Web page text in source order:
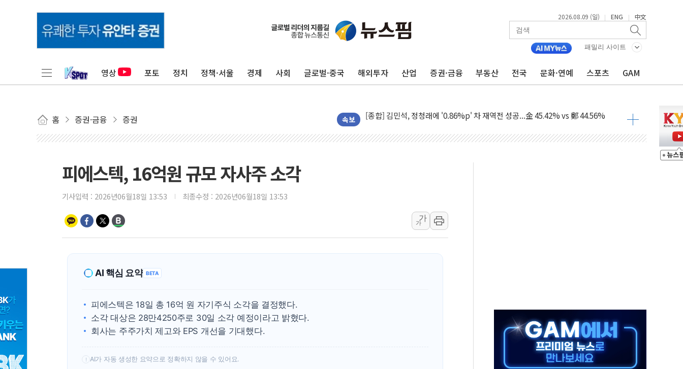
2026.08.09 (일) | ENG | 中文
패밀리 사이트
영상 포토 정치 정책·서울 경제 사회 글로벌·중국 해외투자 산업 증권·금융 부동산 전국 문화·연예 스포츠 GAM
홈 증권·금융 증권 속보
포항시 재난예산 40억 긴급 투입…고수온 양식장 복구·지원 '총력'
울진·영덕 '호우특보'-포항 '산사태 주의보'...경북도, 호우 피해·통제구간 없어
인천 합동연설회 나선 송영길·정청래·김민석 당대표 후보
김민석, 2주차 제주·인천 경선서 정청래에 승리...47.75% vs 42.08%
[속보] 민주, 제주·인천 경선 결과 발표...김민석 47.75% 정청래 42.08%
이번주 국내 주요 금융일정(8.10~8.14)
美, 이란전 출구전략 만지작…공습 한계·탄약 부족 현실화
강릉·동해·삼척 시간당 최대 50㎜ 폭우…강원 동해안 강한 비 이어져
폐기물 수거하다 참변…60대 환경미화원 수거차에 치여 사망
추미애, '위안부' 피해자 기림의 날 참석..."국제적 시민 연대로 목소리 내야"
인천 선재도 갯벌서 해루질 중 실종 60대 나흘만에 숨진 채 발견
'화합' 꺼낸 김민석에 '뻔뻔' 받아친 정청래…제주 연설서 신경전 고조
피에스텍, 16억원 규모 자사주 소각
기사입력 : 2026년06월18일 13:53 최종수정 : 2026년06월18일 13:53
가
가
AI 핵심 요약 BETA
피에스텍은 18일 총 16억 원 자기주식 소각을 결정했다.
소각 대상은 28만4250주로 30일 소각 예정이라고 밝혔다.
회사는 주주가치 제고와 EPS 개선을 기대했다.
! AI가 자동 생성한 요약으로 정확하지 않을 수 있어요.